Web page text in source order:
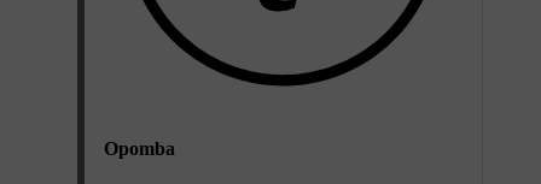
Opomba